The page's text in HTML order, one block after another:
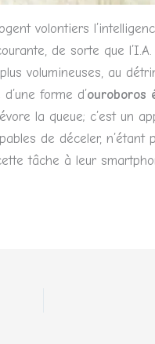
volontiers
de sorte que
volumineuses, au
forme d’ouroboros
la queue; c’est un
de déceler,
tâche à leur